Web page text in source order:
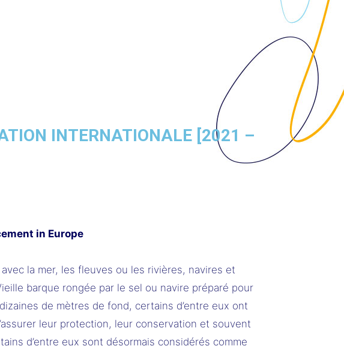
INTERNATIONALE [2021 –
in Europe
la mer, les fleuves ou les rivières, navires et
barque rongée par le sel ou navire préparé pour
de mètres de fond, certains d’entre eux ont
leur protection, leur conservation et souvent
d’entre eux sont désormais considérés comme